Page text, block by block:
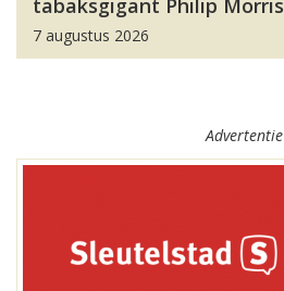
tabaksgigant Philip Morris
7 augustus 2026
Advertentie